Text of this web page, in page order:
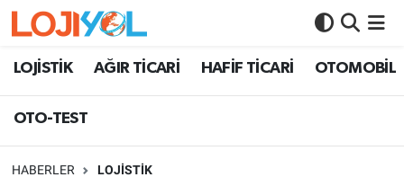
LOJİSTİK AĞIR TİCARİ HAFİF TİCARİ OTOMOBİL
OTO-TEST
HABERLER LOJİSTİK
OTO-TEST